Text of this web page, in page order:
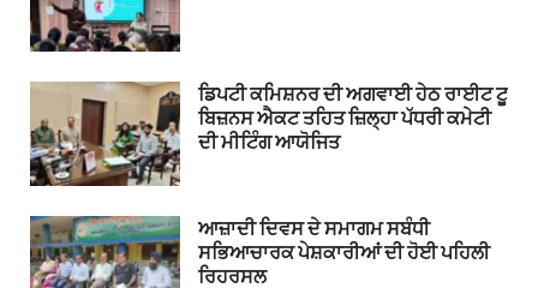
ਡਿਪਟੀ ਕਮਿਸ਼ਨਰ ਦੀ ਅਗਵਾਈ ਹੇਠ ਰਾਈਟ ਟੂ
ਬਿਜ਼ਨਸ ਐਕਟ ਤਹਿਤ ਜ਼ਿਲ੍ਹਾ ਪੱਧਰੀ ਕਮੇਟੀ
ਦੀ ਮੀਟਿੰਗ ਆਯੋਜਿਤ
ਆਜ਼ਾਦੀ ਦਿਵਸ ਦੇ ਸਮਾਗਮ ਸਬੰਧੀ
ਸਭਿਆਚਾਰਕ ਪੇਸ਼ਕਾਰੀਆਂ ਦੀ ਹੋਈ ਪਹਿਲੀ
ਰਿਹਰਸਲ